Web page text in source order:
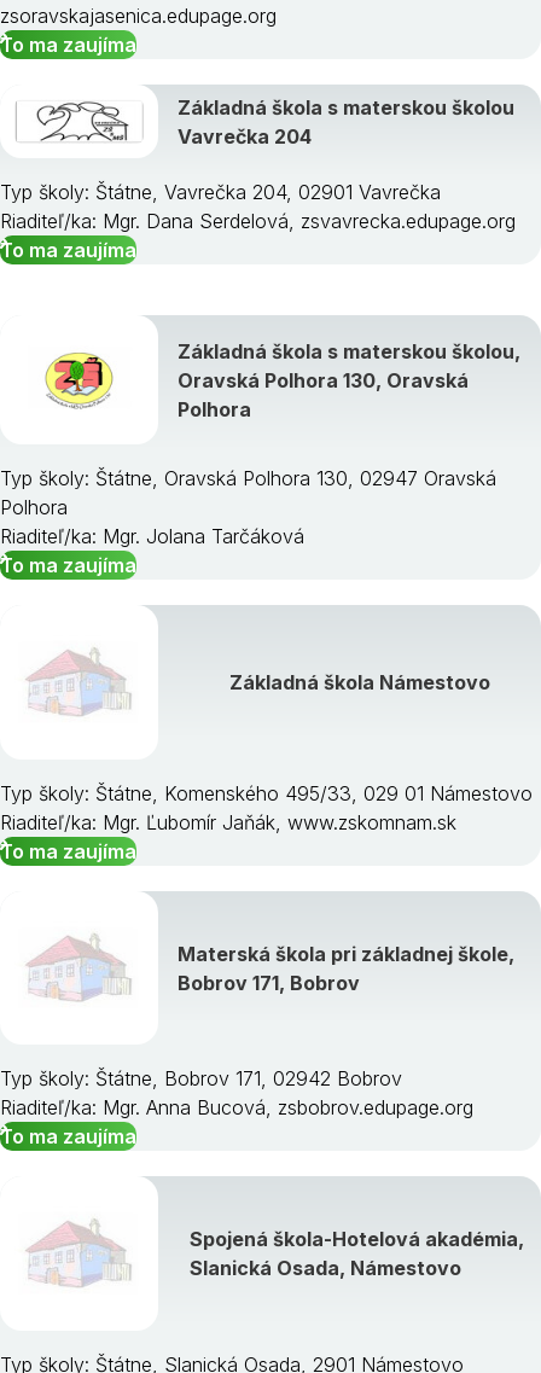
zsoravskajasenica.edupage.org
To ma zaujíma
Základná škola s materskou školou
Vavrečka 204
Typ školy: Štátne, Vavrečka 204, 02901 Vavrečka
Riaditeľ/ka: Mgr. Dana Serdelová, zsvavrecka.edupage.org
To ma zaujíma
Základná škola s materskou školou,
Oravská Polhora 130, Oravská
Polhora
Typ školy: Štátne, Oravská Polhora 130, 02947 Oravská
Polhora
Riaditeľ/ka: Mgr. Jolana Tarčáková
To ma zaujíma
Základná škola Námestovo
Typ školy: Štátne, Komenského 495/33, 029 01 Námestovo
Riaditeľ/ka: Mgr. Ľubomír Jaňák, www.zskomnam.sk
To ma zaujíma
Materská škola pri základnej škole,
Bobrov 171, Bobrov
Typ školy: Štátne, Bobrov 171, 02942 Bobrov
Riaditeľ/ka: Mgr. Anna Bucová, zsbobrov.edupage.org
To ma zaujíma
Spojená škola-Hotelová akadémia,
Slanická Osada, Námestovo
Typ školy: Štátne, Slanická Osada, 2901 Námestovo